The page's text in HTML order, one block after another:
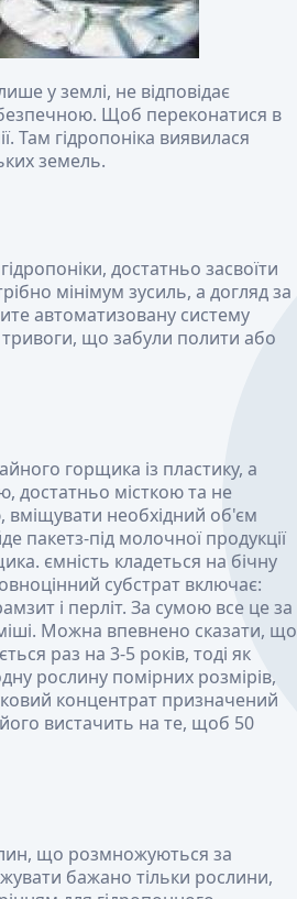
у землі, не відповідає
безпечною. Щоб переконатися в
Там гідропоніка виявилася
земель.
достатньо засвоїти
мінімум зусиль, а догляд за
автоматизовану систему
тривоги, що забули полити або
горщика із пластику, а
достатньо місткою та не
вміщувати необхідний об'єм
пакетз-під молочної продукції
ємність кладеться на бічну
субстрат включає:
і перліт. За сумою все це за
Можна впевнено сказати, що
раз на 3-5 років, тоді як
рослину помірних розмірів,
концентрат призначений
вистачить на те, щоб 50
що розмножуються за
бажано тільки рослини,